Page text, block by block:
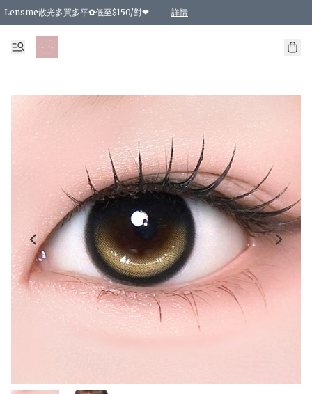
Lensme散光多買多平✿低至$150/對❤ 詳情
台灣Karacon⁩✧日拋 特價清貨❁⃘
日本韓國多款日/月拋現貨☼ 特價❤︎數量有限 售完即止
🇰🇷韓國多款月拋現貨 特價兩對$99✿數量有限 售完即止♫
精選商品，任選買2件或以上9 折；買4件或以上85 折；買6件或以上8 折
精選商品，任選買2件HKD 140.00；買4件HKD 260.00
精選商品，任選買2件HKD 190.00；買4件HKD 360.00
精選商品，任選買2件HKD 110.00；買4件HKD 180.00
精選商品，任選買2件HKD 170.00；買4件HKD 320.00
精選商品，任選買2件或以上減HKD 148.00
精選商品，任選買2件或以上減HKD 148.00
精選商品，任選買2件或以上95 折；買4件或以上9 折；買6件或以上85 折；買8件
精選商品，任選買12件或以上87 折
精選商品，任選買2件或以上減HKD 16.00；買4件或以上減HKD 32.00；買6
精選商品，任選買2件或以上95 折；買4件或以上9 折；買8件或以上85 折；買12
購物滿 HKD 800.00即享免運費優惠！（適用於 特定的送貨方式 )